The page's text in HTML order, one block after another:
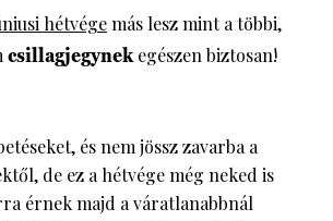
hétvégemás lesz mint a többi,
csillagjegynekegészen biztosan!
és nem jössz zavarba a
de ez a hétvége még neked is
érnek majd a váratlanabbnál